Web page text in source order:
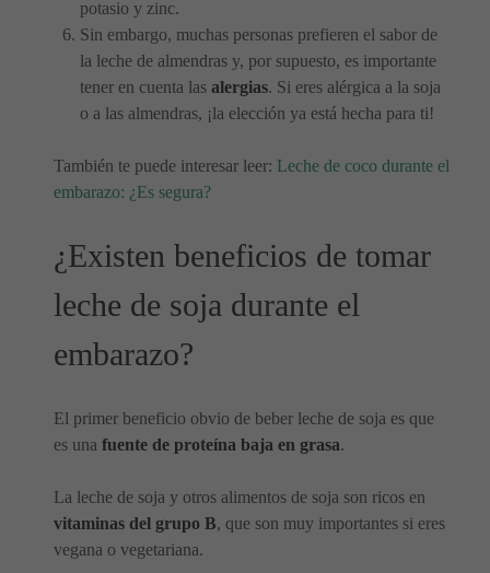
potasio y zinc.
Sin embargo, muchas personas prefieren el sabor de
la leche de almendras y, por supuesto, es importante
tener en cuenta las alergias. Si eres alérgica a la soja
o a las almendras, ¡la elección ya está hecha para ti!
También te puede interesar leer: Leche de coco durante el
embarazo: ¿Es segura?
¿Existen beneficios de tomar
leche de soja durante el
embarazo?
El primer beneficio obvio de beber leche de soja es que
es una fuente de proteína baja en grasa.
La leche de soja y otros alimentos de soja son ricos en
vitaminas del grupo B, que son muy importantes si eres
vegana o vegetariana.